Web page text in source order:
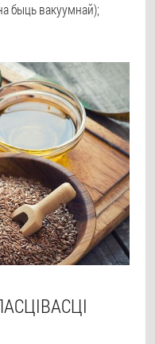
быць вакуумнай);